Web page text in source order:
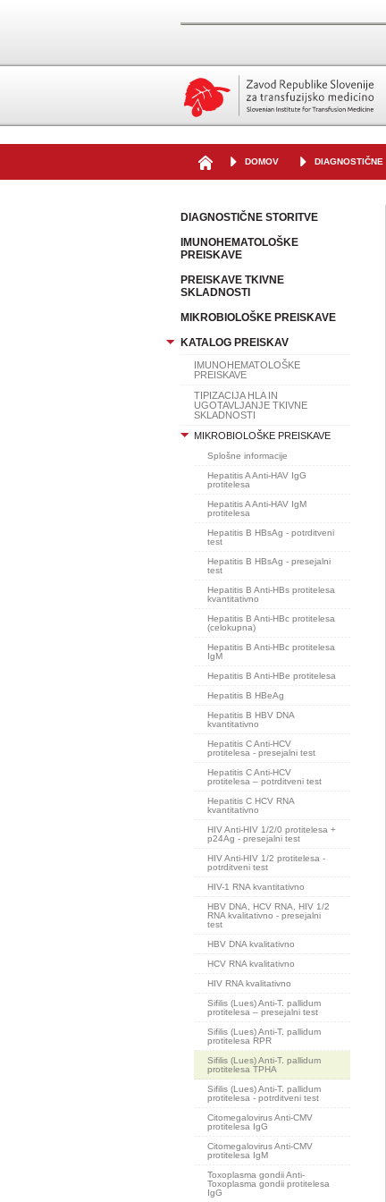
DOMOV DIAGNOSTIČNE
DIAGNOSTIČNE STORITVE
IMUNOHEMATOLOŠKE
PREISKAVE
PREISKAVE TKIVNE
SKLADNOSTI
MIKROBIOLOŠKE PREISKAVE
KATALOG PREISKAV
IMUNOHEMATOLOŠKE
PREISKAVE
TIPIZACIJA HLA IN
UGOTAVLJANJE TKIVNE
SKLADNOSTI
MIKROBIOLOŠKE PREISKAVE
Splošne informacije
Hepatitis A Anti-HAV IgG
protitelesa
Hepatitis A Anti-HAV IgM
protitelesa
Hepatitis B HBsAg - potrditveni
test
Hepatitis B HBsAg - presejalni
test
Hepatitis B Anti-HBs protitelesa
kvantitativno
Hepatitis B Anti-HBc protitelesa
(celokupna)
Hepatitis B Anti-HBc protitelesa
IgM
Hepatitis B Anti-HBe protitelesa
Hepatitis B HBeAg
Hepatitis B HBV DNA
kvantitativno
Hepatitis C Anti-HCV
protitelesa - presejalni test
Hepatitis C Anti-HCV
protitelesa – potrditveni test
Hepatitis C HCV RNA
kvantitativno
HIV Anti-HIV 1/2/0 protitelesa +
p24Ag - presejalni test
HIV Anti-HIV 1/2 protitelesa -
potrditveni test
HIV-1 RNA kvantitativno
HBV DNA, HCV RNA, HIV 1/2
RNA kvalitativno - presejalni
test
HBV DNA kvalitativno
HCV RNA kvalitativno
HIV RNA kvalitativno
Sifilis (Lues) Anti-T. pallidum
protitelesa – presejalni test
Sifilis (Lues) Anti-T. pallidum
protitelesa RPR
Sifilis (Lues) Anti-T. pallidum
protitelesa TPHA
Sifilis (Lues) Anti-T. pallidum
protitelesa - potrditveni test
Citomegalovirus Anti-CMV
protitelesa IgG
Citomegalovirus Anti-CMV
protitelesa IgM
Toxoplasma gondii Anti-
Toxoplasma gondii protitelesa
IgG